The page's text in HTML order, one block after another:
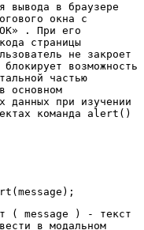
вывода в браузере
окна с
. При его
страницы
не закроет
возможность
частью
основном
данных при изучении
команда alert()
( message ) - текст
в модальном